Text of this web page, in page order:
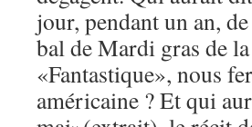
jour, pendant un an,
bal de Mardi gras de la
«Fantastique», nous
américaine ? Et qui